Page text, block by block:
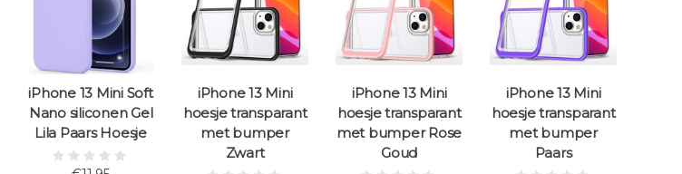
iPhone 13 Mini Soft
Nano siliconen Gel
Lila Paars Hoesje
iPhone 13 Mini
hoesje transparant
met bumper
Zwart
iPhone 13 Mini
hoesje transparant
met bumper Rose
Goud
iPhone 13 Mini
hoesje transparant
met bumper
Paars